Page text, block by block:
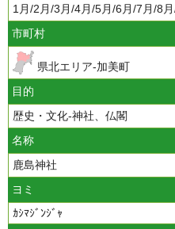
1月/2月/3月/4月/5月/6月/7月/8
市町村
県北エリア-加美町
目的
歴史・文化-神社、仏閣
名称
鹿島神社
ヨミ
ｶｼﾏｼﾞﾝｼﾞｬ